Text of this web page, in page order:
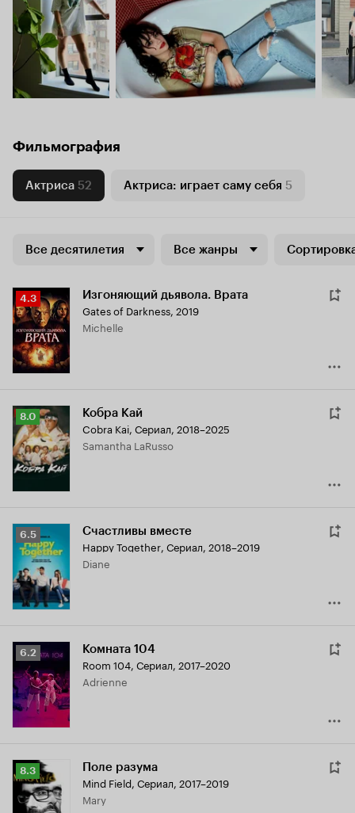
Фильмография
Актриса 52 Актриса: играет саму себя 5
Все десятилетия Все жанры
Рейтинг
Кинопоиска
4.3
4.3 Изгоняющий дьявола. Врата
Gates of Darkness, 2019
Michelle
Рейтинг
Кинопоиска
8.0
8.0 Кобра Кай
Cobra Kai, Сериал, 2018–2025
Samantha LaRusso
Рейтинг
Кинопоиска
6.5
6.5 Счастливы вместе
Happy Together, Сериал, 2018–2019
Diane
Рейтинг
Кинопоиска
6.2
6.2 Комната 104
Room 104, Сериал, 2017–2020
Adrienne
Рейтинг
Кинопоиска
8.3
8.3 Поле разума
Mind Field, Сериал, 2017–2019
Mary